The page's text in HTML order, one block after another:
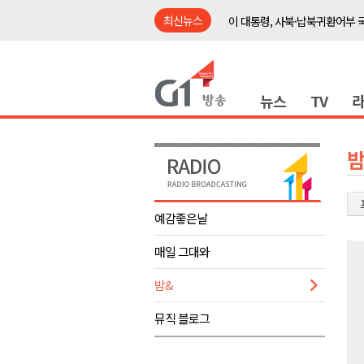
최신뉴스
이 대통령, 사북·납북귀환어부
이광재 국회 예결위원장, 강릉
육동한 시장, 국제스케이트장 춘
영월군, 국·도비 확보 보고회 개
삼척 공공산후조리원 이전 시급
도-시군 첫 간담회..우상호 "하
이 대통령, 사북·납북귀환어부
여름축제 더위와 전쟁..물놀이
강원도, 최휘영 문체부장관과 정
뉴스 TV
예감좋은날
매일 그대와
밤&
뮤직 블로그